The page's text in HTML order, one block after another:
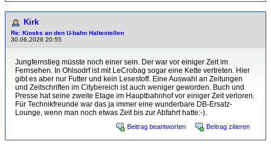
Kirk
Re: Kiosks an den U-bahn Haltestellen
30.06.2026 20:55
Jungfernstieg müsste noch einer sein. Der war vor einiger Zeit im
Fernsehen. In Ohlsodrf ist mit LeCrobag sogar eine Kette vertreten. Hier
gibt es aber nur Futter und kein Lesestoff. Eine Auswahl an Zeitungen
und Zeitschriften im Citybereich ist auch weniger geworden. Buch und
Presse hat seine zweite Etage im Hauptbahnhof vor einiger Zeit verloren.
Für Technikfreunde war das ja immer eine wunderbare DB-Ersatz-
Lounge, wenn man noch etwas Zeit bis zur Abfahrt hatte:-).
Beitrag beantworten Beitrag zitieren